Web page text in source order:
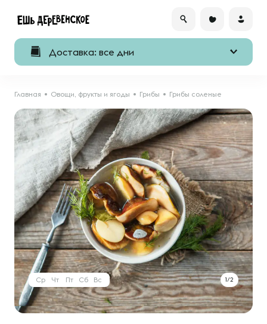
Доставка: все дни
Главная Овощи, фрукты и ягоды Грибы Грибы соленые
1/2
Ср Чт Пт Сб Вс